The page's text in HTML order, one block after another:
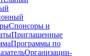
Спонсоры и
Приглашенные
Программы по
Организации-